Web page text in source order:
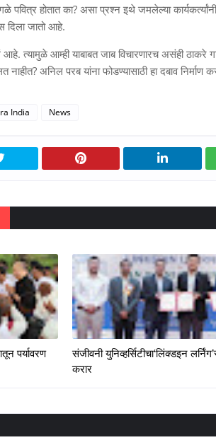
पवित्र होतात का? असा प्रश्न इथे जमलेल्या
दिला जातो आहे.
त्यामुळे आम्ही याबाबत जाब विचारणारच असंही ठाकरे
नाहीत? अनिल परब यांना फोडण्यासाठी हा दबाव
India News
पर्यावरण
संजीवनी युनिव्हर्सिटीचा‘लिंक्डइन
करार